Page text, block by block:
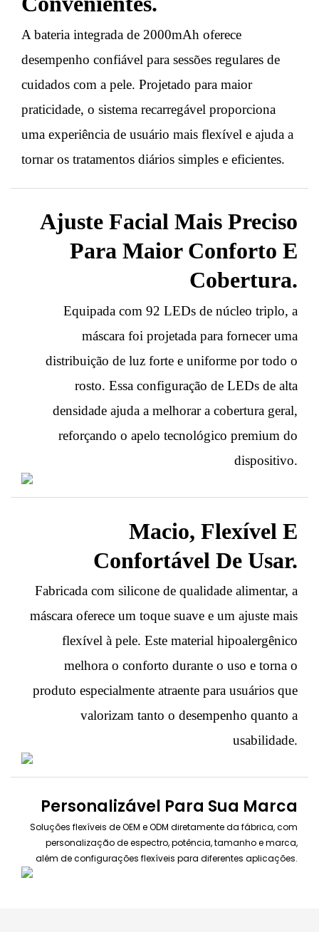
A bateria integrada de 2000mAh oferece
desempenho confiável para sessões regulares de
cuidados com a pele. Projetado para maior
praticidade, o sistema recarregável proporciona
uma experiência de usuário mais flexível e ajuda a
tornar os tratamentos diários simples e eficientes.
Ajuste Facial Mais Preciso
Para Maior Conforto E
Cobertura.
Equipada com 92 LEDs de núcleo triplo, a
máscara foi projetada para fornecer uma
distribuição de luz forte e uniforme por todo o
rosto. Essa configuração de LEDs de alta
densidade ajuda a melhorar a cobertura geral,
reforçando o apelo tecnológico premium do
dispositivo.
Macio, Flexível E
Confortável De Usar.
Fabricada com silicone de qualidade alimentar, a
máscara oferece um toque suave e um ajuste mais
flexível à pele. Este material hipoalergênico
melhora o conforto durante o uso e torna o
produto especialmente atraente para usuários que
valorizam tanto o desempenho quanto a
usabilidade.
Personalizável Para Sua Marca
Soluções flexíveis de OEM e ODM diretamente da fábrica, com
personalização de espectro, potência, tamanho e marca,
além de configurações flexíveis para diferentes aplicações.